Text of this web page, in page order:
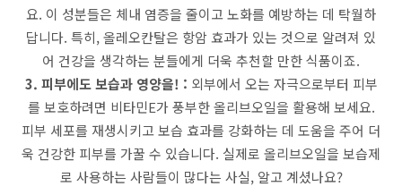
요. 이 성분들은 체내 염증을 줄이고 노화를 예방하는 데 탁월하
답니다. 특히, 올레오칸탈은 항암 효과가 있는 것으로 알려져 있
어 건강을 생각하는 분들에게 더욱 추천할 만한 식품이죠.
3. 피부에도 보습과 영양을! : 외부에서 오는 자극으로부터 피부
를 보호하려면 비타민E가 풍부한 올리브오일을 활용해 보세요.
피부 세포를 재생시키고 보습 효과를 강화하는 데 도움을 주어 더
욱 건강한 피부를 가꿀 수 있습니다. 실제로 올리브오일을 보습제
로 사용하는 사람들이 많다는 사실, 알고 계셨나요?